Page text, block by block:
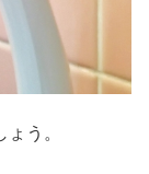
う。